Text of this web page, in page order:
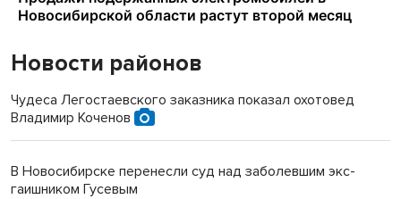
Новости районов
Чудеса Легостаевского заказника показал охотовед
Владимир Коченов
В Новосибирске перенесли суд над заболевшим экс-
гаишником Гусевым